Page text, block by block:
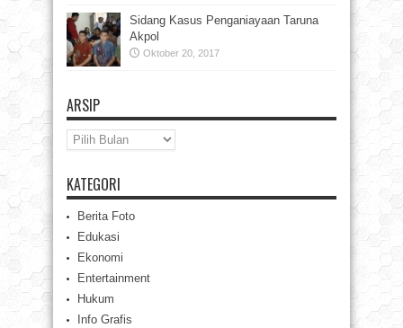
Sidang Kasus Penganiayaan Taruna
Akpol
Oktober 20, 2017
ARSIP
Arsip
KATEGORI
Berita Foto
Edukasi
Ekonomi
Entertainment
Hukum
Info Grafis